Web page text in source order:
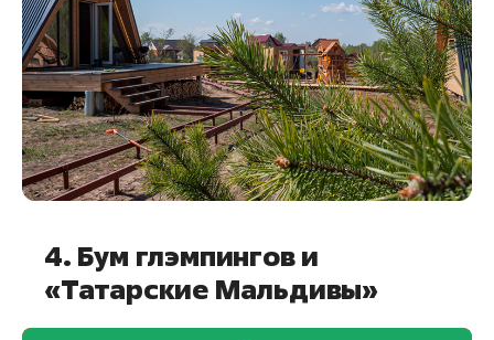
4. Бум глэмпингов и
«Татарские Мальдивы»